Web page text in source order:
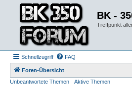
BK -
Treffpunkt
Schnellzugriff FAQ
Foren-Übersicht
Unbeantwortete Themen
Aktive Themen